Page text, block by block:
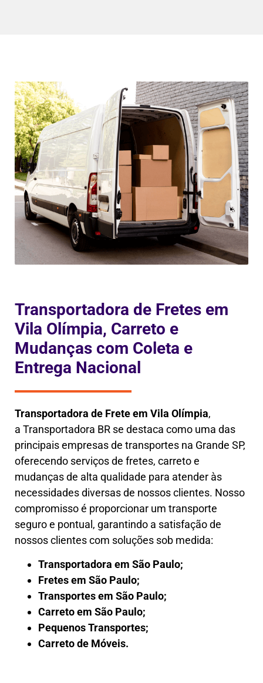
Transportadora de Fretes em
Vila Olímpia, Carreto e
Mudanças com Coleta e
Entrega Nacional
Transportadora de Frete em Vila Olímpia,
a Transportadora BR se destaca como uma das
principais empresas de transportes na Grande SP,
oferecendo serviços de fretes, carreto e
mudanças de alta qualidade para atender às
necessidades diversas de nossos clientes. Nosso
compromisso é proporcionar um transporte
seguro e pontual, garantindo a satisfação de
nossos clientes com soluções sob medida:
Transportadora em São Paulo;
Fretes em São Paulo;
Transportes em São Paulo;
Carreto em São Paulo;
Pequenos Transportes;
Carreto de Móveis.